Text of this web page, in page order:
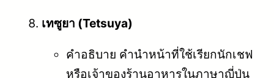
เทซูยา (Tetsuya)
คำอธิบาย คำนำหน้าที่ใช้เรียกนักเชฟ
หรือเจ้าของร้านอาหารในภาษาญี่ปุ่น